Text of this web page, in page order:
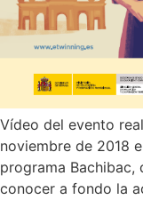
Vídeo del evento
noviembre de 2018
programa Bachibac,
conocer a fondo la